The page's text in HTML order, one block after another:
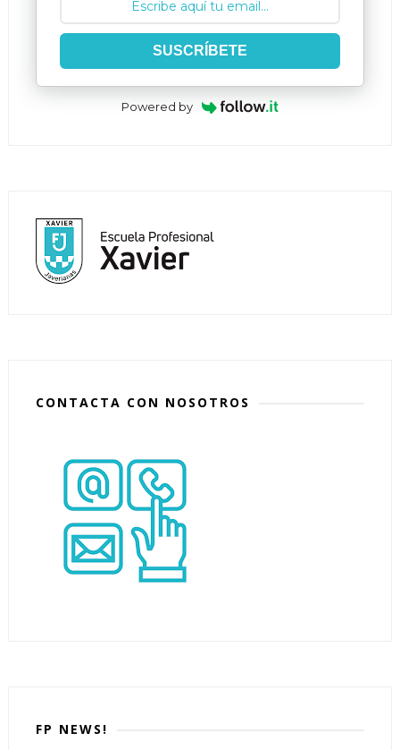
SUSCRÍBETE
Powered by
CONTACTA CON NOSOTROS
FP NEWS!